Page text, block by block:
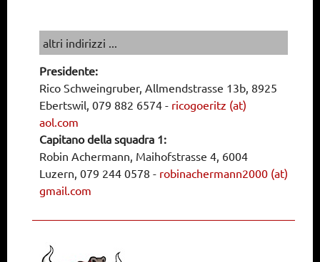
altri indirizzi ...
Presidente:
Rico Schweingruber, Allmendstrasse 13b, 8925
Ebertswil, 079 882 6574 - ricogoeritz (at)
aol.com
Capitano della squadra 1:
Robin Achermann, Maihofstrasse 4, 6004
Luzern, 079 244 0578 - robinachermann2000 (at)
gmail.com